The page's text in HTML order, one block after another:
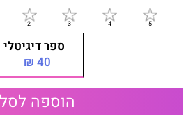
ספר דיגיטלי
40 ₪
הוספה לסל